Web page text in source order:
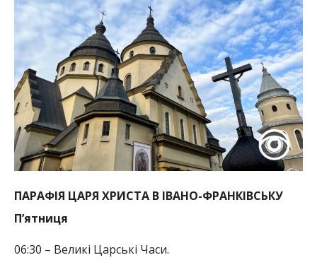
ПАРАФІЯ ЦАРЯ ХРИСТА В ІВАНО-ФРАНКІВСЬКУ
П’ятниця
06:30 – Великі Царські Часи.